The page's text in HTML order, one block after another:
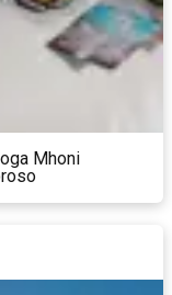
Mhoni